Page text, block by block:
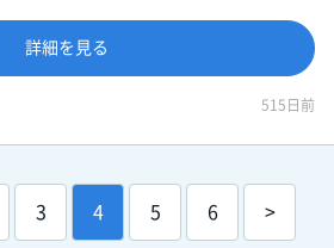
詳細を見る
515日前
3 4 5 6 >